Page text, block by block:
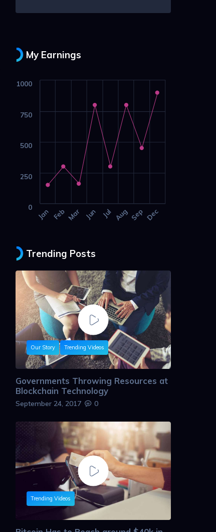
My Earnings
Jan Feb Mar Jun Jul Aug Sep Dec
0
250
500
750
1000
Trending Posts
Our Story Trending Videos
Governments Throwing Resources at
Blockchain Technology
September 24, 2017 0
Trending Videos